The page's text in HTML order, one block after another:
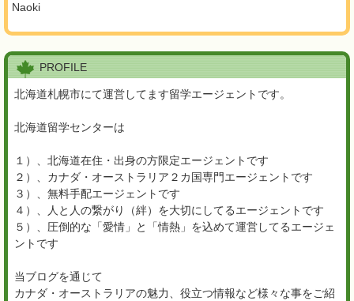
Naoki
PROFILE
北海道札幌市にて運営してます留学エージェントです。
北海道留学センターは
１）、北海道在住・出身の方限定エージェントです
２）、カナダ・オーストラリア２カ国専門エージェントです
３）、無料手配エージェントです
４）、人と人の繋がり（絆）を大切にしてるエージェントです
５）、圧倒的な「愛情」と「情熱」を込めて運営してるエージェ
ントです
当ブログを通じて
カナダ・オーストラリアの魅力、役立つ情報など様々な事をご紹